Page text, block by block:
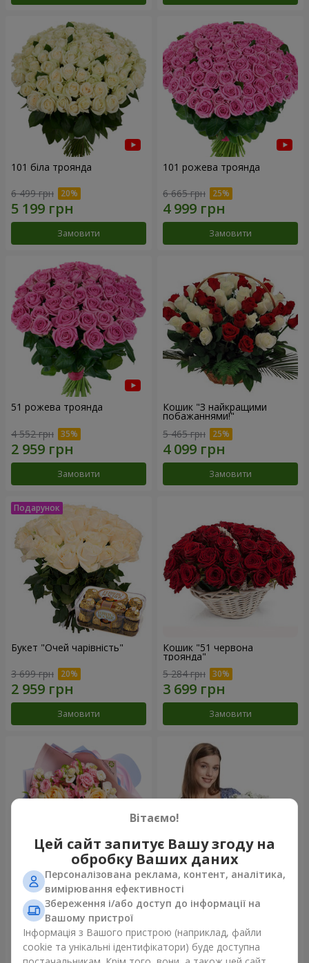
101 біла троянда
6 499 грн
Замовити
101 рожева троянда
6 665 грн
Замовити
51 рожева троянда
4 552 грн
Замовити
Кошик "З найкращими
побажаннями!"
5 465 грн
Замовити
Букет "Очей чарівність"
3 699 грн
Замовити
Кошик "51 червона
троянда"
5 284 грн
Замовити
Букет "Казка мого життя"
2 332 грн
Замовити
Кошик "Янголятко"
Замовити
Вітаємо!
Цей сайт запитує Вашу згоду на
обробку Ваших даних
Персоналізована реклама, контент, аналітика,
вимірювання ефективності
Збереження і/або доступ до інформації на
Вашому пристрої
Інформація з Вашого пристрою (наприклад, файли
cookie та унікальні ідентифікатори) буде доступна